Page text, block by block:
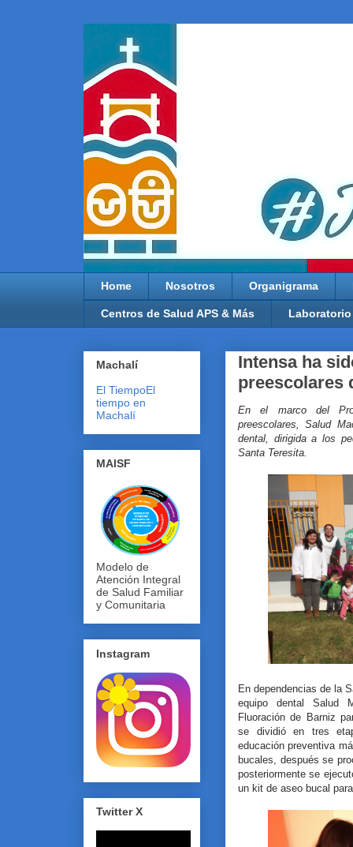
Home Nosotros Organigrama
Centros de Salud APS & Más Laboratorio
Intensa ha
preescolares
En el marco del
preescolares, Salud
dental, dirigida a los
Santa Teresita.
En dependencias de la
equipo dental Salud
Fluoración de Barniz
se dividió en tres
educación preventiva
bucales, después se
posteriormente se
un kit de aseo bucal
Machalí
El TiempoEl
tiempo en
Machalí
MAISF
Modelo de
Atención Integral
de Salud Familiar
y Comunitaria
Instagram
Twitter X